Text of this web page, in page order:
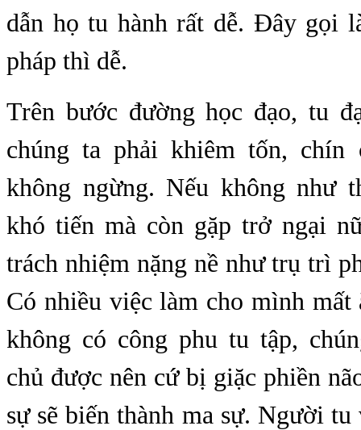
dẫn họ tu hành rất dễ. Đây gọi
pháp thì dễ.
Trên bước đường học đạo, tu
chúng ta phải khiêm tốn, chín
không ngừng. Nếu không như
khó tiến mà còn gặp trở ngại
trách nhiệm nặng nề như trụ trì
Có nhiều việc làm cho mình mất
không có công phu tu tập,
chủ được nên cứ bị giặc phiền
sự sẽ biến thành ma sự. Người